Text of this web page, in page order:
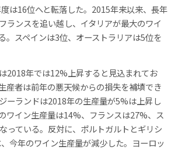
は16位へと転落した。2015年来以来、長年
ランスを追い越し、イタリアが最大のワイ
。スペインは3位、オーストラリアは5位を
2018年では12%上昇すると見込まれてお
産者は前年の悪天候からの損失を補填でき
ーランドは2018年の生産量が5%は上昇し
ワイン生産量は14%、フランスは27%、ス
っている。反対に、ポルトガルトとギリシ
今年のワイン生産量が減少した。ヨーロッ